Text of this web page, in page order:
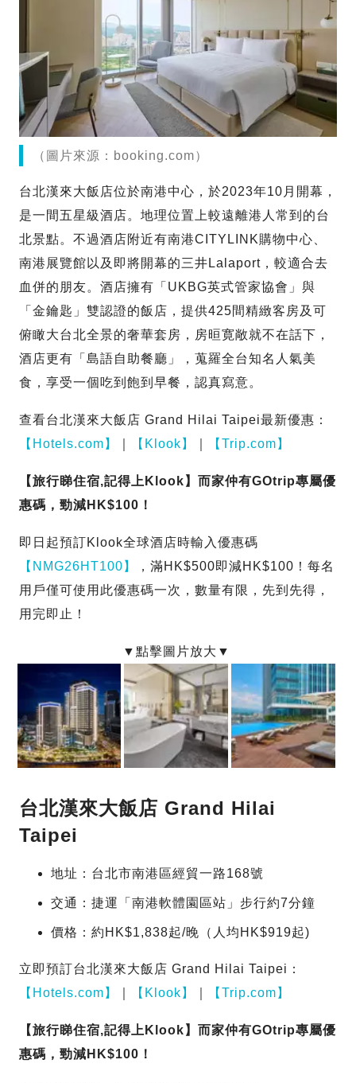
（圖片來源：booking.com）
台北漢來大飯店位於南港中心，於2023年10月開幕，
是一間五星級酒店。地理位置上較遠離港人常到的台
北景點。不過酒店附近有南港CITYLINK購物中心、
南港展覽館以及即將開幕的三井Lalaport，較適合去
血併的朋友。酒店擁有「UKBG英式管家協會」與
「金鑰匙」雙認證的飯店，提供425間精緻客房及可
俯瞰大台北全景的奢華套房，房晅寛敞就不在話下，
酒店更有「島語自助餐廳」，蒐羅全台知名人氣美
食，享受一個吃到飽到早餐，認真寫意。
查看台北漢來大飯店 Grand Hilai Taipei最新優惠：
【Hotels.com】
【Klook】 【Trip.com】
【旅行睇住宿,記得上Klook】而家仲有GOtrip專屬優
惠碼，勁減HK$100！
即日起預訂Klook全球酒店時輸入優惠碼
【NMG26HT100】
，滿HK$500即減HK$100！每名
用戶僅可使用此優惠碼一次，數量有限，先到先得，
用完即止！
台北漢來大飯店 Grand Hilai
Taipei
地址：台北市南港區經貿一路168號
交通：捷運「南港軟體園區站」步行約7分鐘
價格：約HK$1,838起/晚（人均HK$919起)
立即預訂台北漢來大飯店 Grand Hilai Taipei：
【Hotels.com】
【Klook】 【Trip.com】
【旅行睇住宿,記得上Klook】而家仲有GOtrip專屬優
惠碼，勁減HK$100！